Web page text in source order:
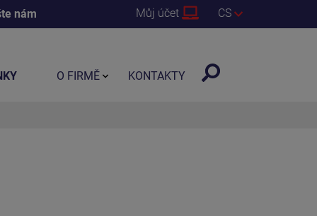
nám Můj účet CS
O FIRMĚ KONTAKTY